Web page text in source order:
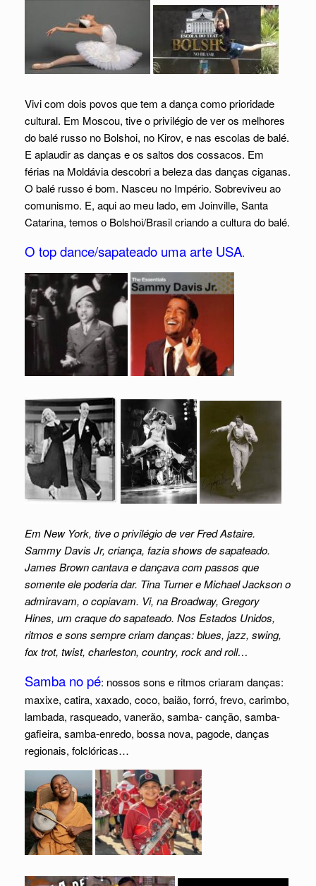
Vivi com dois povos que tem a dança como prioridade
cultural. Em Moscou, tive o privilégio de ver os melhores
do balé russo no Bolshoi, no Kirov, e nas escolas de balé.
E aplaudir as danças e os saltos dos cossacos. Em
férias na Moldávia descobri a beleza das danças ciganas.
O balé russo é bom. Nasceu no Império. Sobreviveu ao
comunismo. E, aqui ao meu lado, em Joinville, Santa
Catarina, temos o Bolshoi/Brasil criando a cultura do balé.
O top dance/sapateado uma arte USA.
Em New York, tive o privilégio de ver Fred Astaire.
Sammy Davis Jr, criança, fazia shows de sapateado.
James Brown cantava e dançava com passos que
somente ele poderia dar. Tina Turner e Michael Jackson o
admiravam, o copiavam. Vi, na Broadway, Gregory
Hines, um craque do sapateado. Nos Estados Unidos,
ritmos e sons sempre criam danças: blues, jazz, swing,
fox trot, twist, charleston, country, rock and roll…
Samba no pé: nossos sons e ritmos criaram danças:
maxixe, catira, xaxado, coco, baião, forró, frevo, carimbo,
lambada, rasqueado, vanerão, samba- canção, samba-
gafieira, samba-enredo, bossa nova, pagode, danças
regionais, folclóricas…